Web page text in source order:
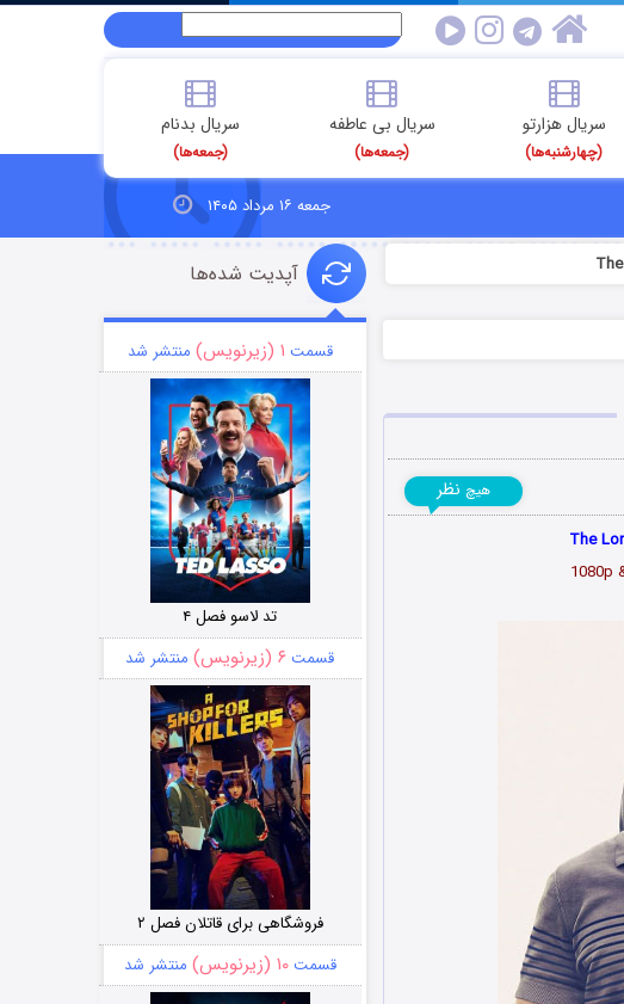
سریال هزارتو
(چهارشنبه‌ها)
سریال بی عاطفه
(جمعه‌ها)
سریال بدنام
(جمعه‌ها)
جمعه ۱۶ مرداد ۱۴۰۵
هیچ نظر
آپدیت شده‌ها
قسمت ۱ (زیرنویس) منتشر شد
تد لاسو فصل ۴
قسمت ۶ (زیرنویس) منتشر شد
فروشگاهی برای قاتلان فصل ۲
قسمت۱۰ (زیرنویس) منتشر شد